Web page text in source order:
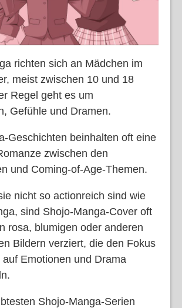
richten sich an Mädchen im
meist zwischen 10 und 18
Regel geht es um
Gefühle und Dramen.
Geschichten beinhalten oft eine
zwischen den
und Coming-of-Age-Themen.
nicht so actionreich sind wie
sind Shojo-Manga-Cover oft
rosa, blumigen oder anderen
Bildern verziert, die den Fokus
Emotionen und Drama
Shojo-Manga-Serien